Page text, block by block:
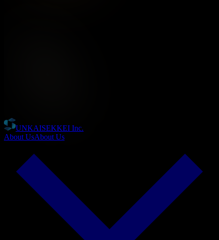
UNKAISEKKEI Inc.
About UsAbout Us